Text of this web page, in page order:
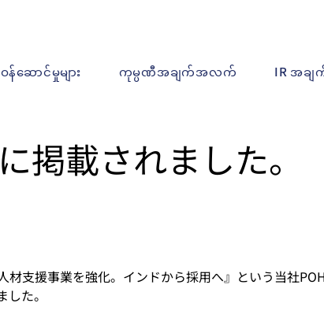
ောင်မှုများ ကုမ္ပဏီအချက်အလက် IR အခ
掲載されました。
材支援事業を強化。インドから採用へ』という当社
た。